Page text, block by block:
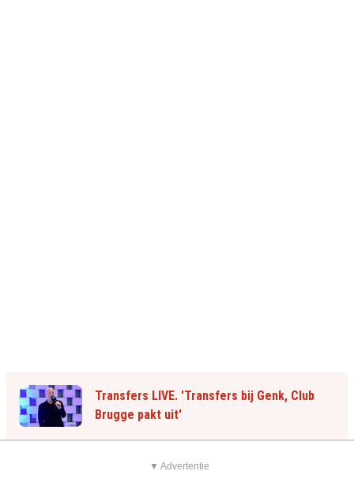
Transfers LIVE. 'Transfers bij Genk, Club
Brugge pakt uit'
▼ Advertentie